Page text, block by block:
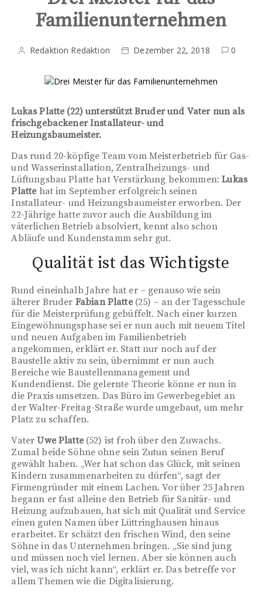
Familienunternehmen
Redaktion Redaktion Dezember 22, 2018 0
Lukas Platte (22) unterstützt Bruder und Vater nun als
frischgebackener Installateur- und
Heizungsbaumeister.
Das rund 20-köpfige Team vom Meisterbetrieb für Gas-
und Wasserinstallation, Zentralheizungs- und
Lüftungsbau Platte hat Verstärkung bekommen:Lukas
Platte hat im September erfolgreich seinen
Installateur- und Heizungsbaumeister erworben. Der
22-Jährige hatte zuvor auch die Ausbildung im
väterlichen Betrieb absolviert, kennt also schon
Abläufe und Kundenstamm sehr gut.
Qualität ist das Wichtigste
Rund eineinhalb Jahre hat er – genauso wie sein
älterer Bruder Fabian Platte(25) – an der Tagesschule
für die Meisterprüfung gebüffelt. Nach einer kurzen
Eingewöhnungsphase sei er nun auch mit neuem Titel
und neuen Aufgaben im Familienbetrieb
angekommen, erklärt er. Statt nur noch auf der
Baustelle aktiv zu sein, übernimmt er nun auch
Bereiche wie Baustellenmanagement und
Kundendienst. Die gelernte Theorie könne er nun in
die Praxis umsetzen. Das Büro im Gewerbegebiet an
der Walter-Freitag-Straße wurde umgebaut, um mehr
Platz zu schaffen.
VaterUwe Platte(52) ist froh über den Zuwachs.
Zumal beide Söhne ohne sein Zutun seinen Beruf
gewählt haben. „Wer hat schon das Glück, mit seinen
Kindern zusammenarbeiten zu dürfen“, sagt der
Firmengründer mit einem Lachen. Vor über 25 Jahren
begann er fast alleine den Betrieb für Sanitär- und
Heizung aufzubauen, hat sich mit Qualität und Service
einen guten Namen über Lüttringhausen hinaus
erarbeitet. Er schätzt den frischen Wind, den seine
Söhne in das Unternehmen bringen. „Sie sind jung
und müssen noch viel lernen. Aber sie können auch
viel, was ich nicht kann“, erklärt er. Das betreffe vor
allem Themen wie die Digitalisierung.